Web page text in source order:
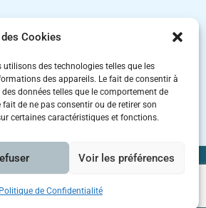
Cookies
utilisons des technologies telles que les
des appareils. Le fait de consentir à
données telles que le comportement de
de ne pas consentir ou de retirer son
certaines caractéristiques et fonctions.
Voir les préférences
de Confidentialité